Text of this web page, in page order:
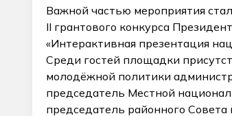
Важной частью мероприятия
II грантового конкурса
«Интерактивная презентация
Среди гостей площадки
молодёжной политики
председатель Местной
председатель районного